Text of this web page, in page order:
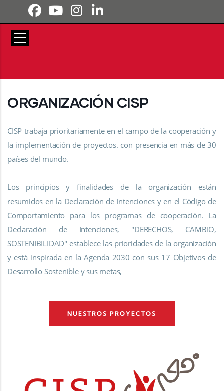
Pasar al contenido principal
ORGANIZACIÓN CISP
CISP trabaja prioritariamente en el campo de la cooperación y
la implementación de proyectos. con presencia en más de 30
países del mundo.
Los principios y finalidades de la organización están
resumidos en la Declaración de Intenciones y en el Código de
Comportamiento para los programas de cooperación. La
Declaración de Intenciones, "DERECHOS, CAMBIO,
SOSTENIBILIDAD" establece las prioridades de la organización
y está inspirada en la Agenda 2030 con sus 17 Objetivos de
Desarrollo Sostenible y sus metas,
NUESTROS PROYECTOS